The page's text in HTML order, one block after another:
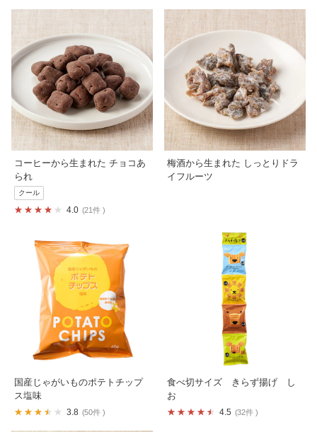
コーヒーから生まれた チョコあ
られ
クール
4.0 21件
梅酒から生まれた しっとりドラ
イフルーツ
国産じゃがいものポテトチップ
ス塩味
3.8 50件
食べ切サイズ きらず揚げ し
お
4.5 32件